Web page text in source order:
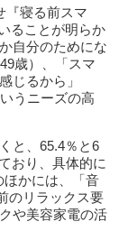
『寝る前スマ
ることが明らか
自分のためにな
歳）、「スマ
じるから」
うニーズの高
と、65.4％と6
おり、具体的に
ほかには、「音
のリラックス要
や美容家電の活